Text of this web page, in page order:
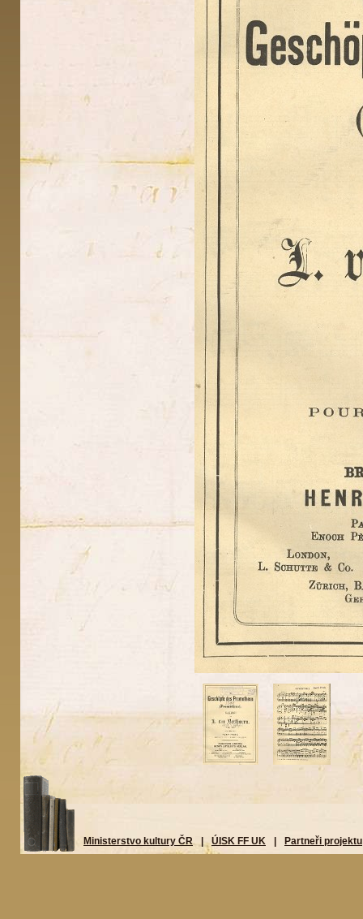
Ministerstvo kultury ČR ÚISK FF UK Partneři projektu